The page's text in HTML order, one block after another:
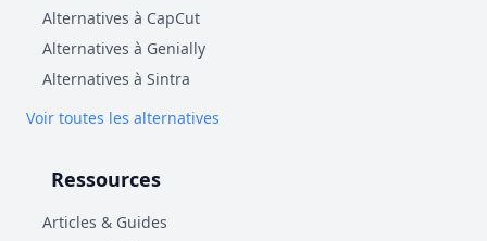
Alternatives à CapCut
Alternatives à Genially
Alternatives à Sintra
Voir toutes les alternatives
Ressources
Articles & Guides